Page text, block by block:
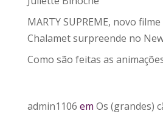
MARTY SUPREME, novo
Chalamet surpreende no
Como são feitas as
admin1106 em Os (grandes)